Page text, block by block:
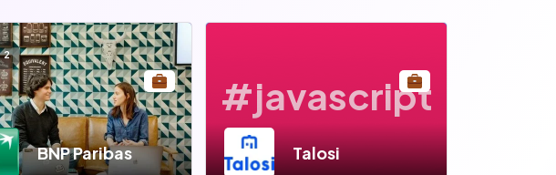
2
BNP Paribas
#javascript
Talosi